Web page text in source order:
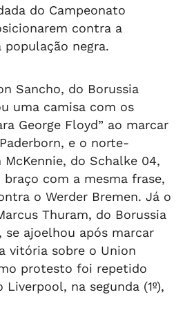
do Campeonato
contra a
negra.
Sancho, do Borussia
uma camisa com os
George Floyd” ao marcar
e o norte-
do Schalke 04,
com a mesma frase,
o Werder Bremen. Já o
Thuram, do Borussia
se ajoelhou após marcar
vitória sobre o Union
protesto foi repetido
na segunda (1º),